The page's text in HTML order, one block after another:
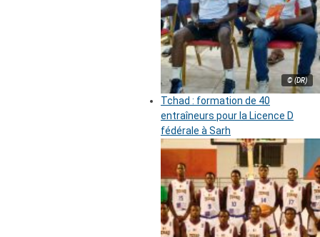
© (DR)
Tchad : formation de 40
entraîneurs pour la Licence D
fédérale à Sarh